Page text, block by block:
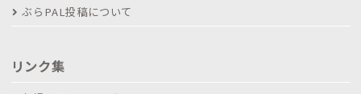
ぶらPAL投稿について
リンク集